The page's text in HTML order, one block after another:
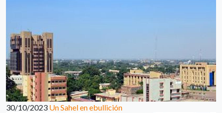
30/10/2023 Un Sahel en ebullición